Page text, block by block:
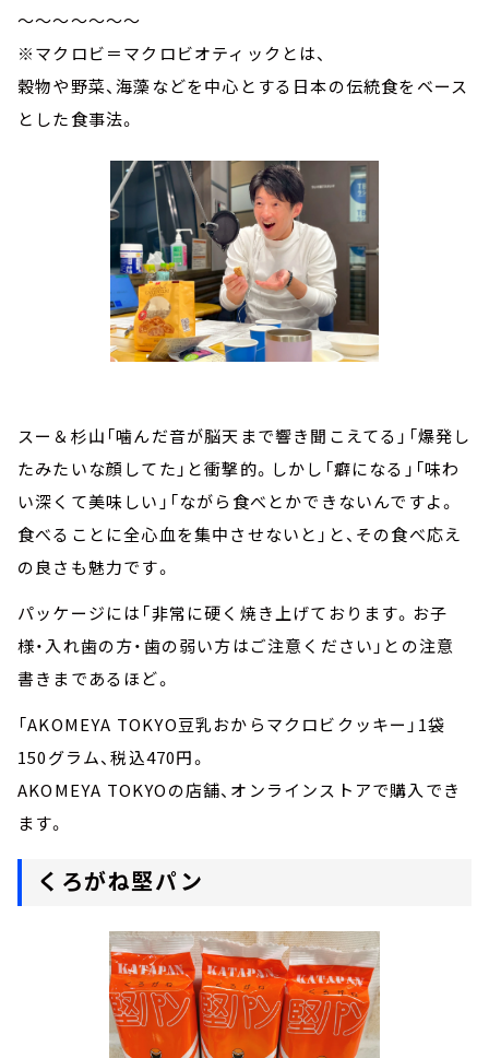
～～～～～～～
※マクロビ＝マクロビオティックとは、
穀物や野菜、海藻などを中心とする日本の伝統食をベース
とした食事法。
スー＆杉山「噛んだ音が脳天まで響き聞こえてる」「爆発し
たみたいな顔してた」と衝撃的。しかし「癖になる」「味わ
い深くて美味しい」「ながら食べとかできないんですよ。
食べることに全心血を集中させないと」と、その食べ応え
の良さも魅力です。
パッケージには「非常に硬く焼き上げております。お子
様・入れ歯の方・歯の弱い方はご注意ください」との注意
書きまであるほど。
「AKOMEYA TOKYO豆乳おからマクロビクッキー」1袋
150グラム、税込470円。
AKOMEYA TOKYOの店舗、オンラインストアで購入でき
ます。
くろがね堅パン